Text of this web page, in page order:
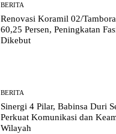
BERITA
Renovasi Koramil 02/
60,25 Persen, Peningkatan
Dikebut
BERITA
Sinergi 4 Pilar, Babinsa Duri
Perkuat Komunikasi dan
Wilayah